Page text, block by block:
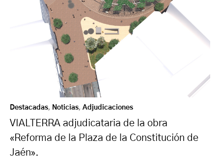
Destacadas, Noticias, Adjudicaciones
VIALTERRA adjudicataria de la obra
«Reforma de la Plaza de la Constitución de
Jaén».